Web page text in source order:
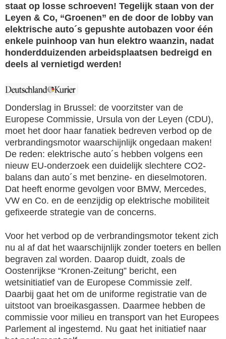
staat op losse schroeven! Tegelijk staan von der
Leyen & Co, “Groenen” en de door de lobby van
elektrische auto´s gepushte autobazen voor één
enkele puinhoop van hun elektro waanzin, nadat
honderdduizenden arbeidsplaatsen bedreigd en
deels al vernietigd werden!
Donderslag in Brussel: de voorzitster van de
Europese Commissie, Ursula von der Leyen (CDU),
moet het door haar fanatiek bedreven verbod op de
verbrandingsmotor waarschijnlijk ongedaan maken!
De reden: elektrische auto´s hebben volgens een
nieuw EU-onderzoek een duidelijk slechtere CO2-
balans dan auto´s met benzine- en dieselmotoren.
Dat heeft enorme gevolgen voor BMW, Mercedes,
VW en Co. en de eenzijdig op elektrische mobiliteit
gefixeerde strategie van de concerns.
Voor het verbod op de verbrandingsmotor tekent zich
nu al af dat het waarschijnlijk zonder toeters en bellen
begraven zal worden. Daarop duidt, zoals de
Oostenrijkse “Kronen-Zeitung” bericht, een
wetsinitiatief van de Europese Commissie zelf.
Daarbij gaat het om de uniforme registratie van de
uitstoot van broeikasgassen. Daarmee hebben de
commissie voor milieu en transport van het Europees
Parlement al ingestemd. Nu gaat het initiatief naar